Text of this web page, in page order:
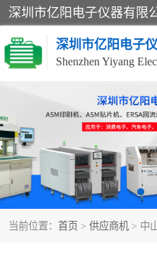
深圳市亿阳电子
Shenzhen Yiyang
当前位置： 首页 > 供应商机 > 中
SX全自动高速贴片机
NeoHorizon全自动锡膏印
刷机
回流焊HOTFLOW 3/20e
BGA返修台HR600/2